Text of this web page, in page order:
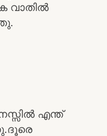
വാതിൽ
എന്ത്